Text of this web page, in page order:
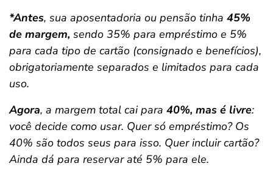
*Antes, sua aposentadoria ou pensão tinha 45%
de margem, sendo 35% para empréstimo e 5%
para cada tipo de cartão (consignado e benefícios),
obrigatoriamente separados e limitados para cada
uso.
Agora, a margem total cai para 40%, mas é livre:
você decide como usar. Quer só empréstimo? Os
40% são todos seus para isso. Quer incluir cartão?
Ainda dá para reservar até 5% para ele.